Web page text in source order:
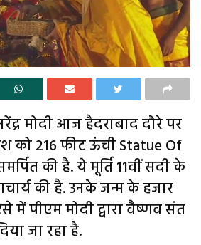
मोदी आज हैदराबाद दौरे पर
को 216 फीट ऊंची Statue Of
की है. ये मूर्ति 11वीं सदी के
की है. उनके जन्म के हजार
में पीएम मोदी द्वारा वैष्णव संत
जा रहा है.